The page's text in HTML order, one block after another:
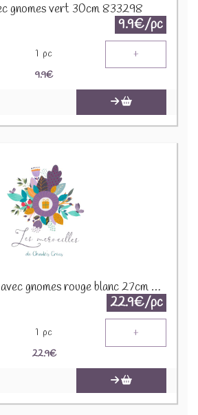
gnomes vert 30cm 833298
9.9€/pc
1 pc +
9.9€
Sapin pancartes avec gnomes rouge blanc 27cm 30754
22.9€/pc
1 pc +
22.9€